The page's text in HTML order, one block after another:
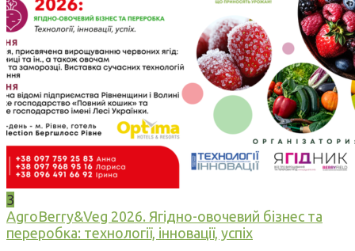
3
AgroBerry&Veg 2026. Ягідно-овочевий бізнес та
переробка: технології, інновації, успіх